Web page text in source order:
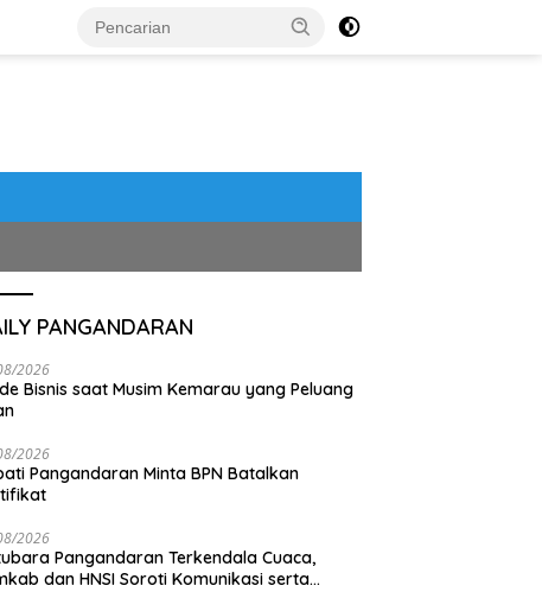
PANGANDARAN
2026
Bisnis saat Musim Kemarau yang Peluang
2026
Pangandaran Minta BPN Batalkan
2026
Pangandaran Terkendala Cuaca,
dan HNSI Soroti Komunikasi serta